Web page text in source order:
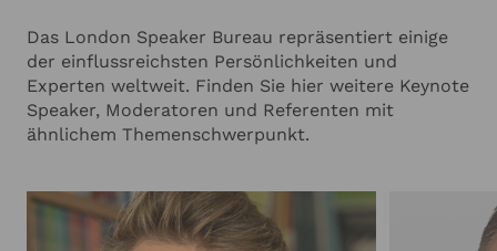
Das London Speaker Bureau repräsentiert einige
der einflussreichsten Persönlichkeiten und
Experten weltweit. Finden Sie hier weitere Keynote
Speaker, Moderatoren und Referenten mit
ähnlichem Themenschwerpunkt.